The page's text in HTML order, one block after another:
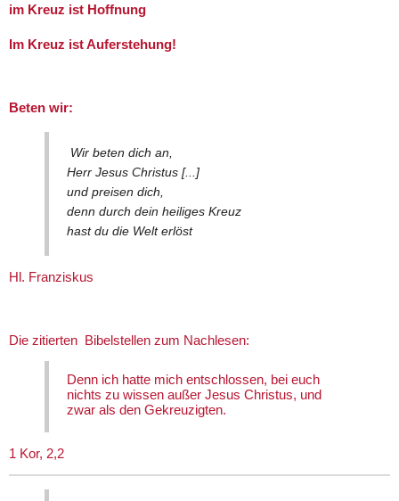
im Kreuz ist Hoffnung
Im Kreuz ist Auferstehung!
Beten wir:
Wir beten dich an,
Herr Jesus Christus [...]
und preisen dich,
denn durch dein heiliges Kreuz
hast du die Welt erlöst
Hl. Franziskus
Die zitierten Bibelstellen zum Nachlesen:
Denn ich hatte mich entschlossen, bei euch
nichts zu wissen außer Jesus Christus, und
zwar als den Gekreuzigten.
1 Kor, 2,2